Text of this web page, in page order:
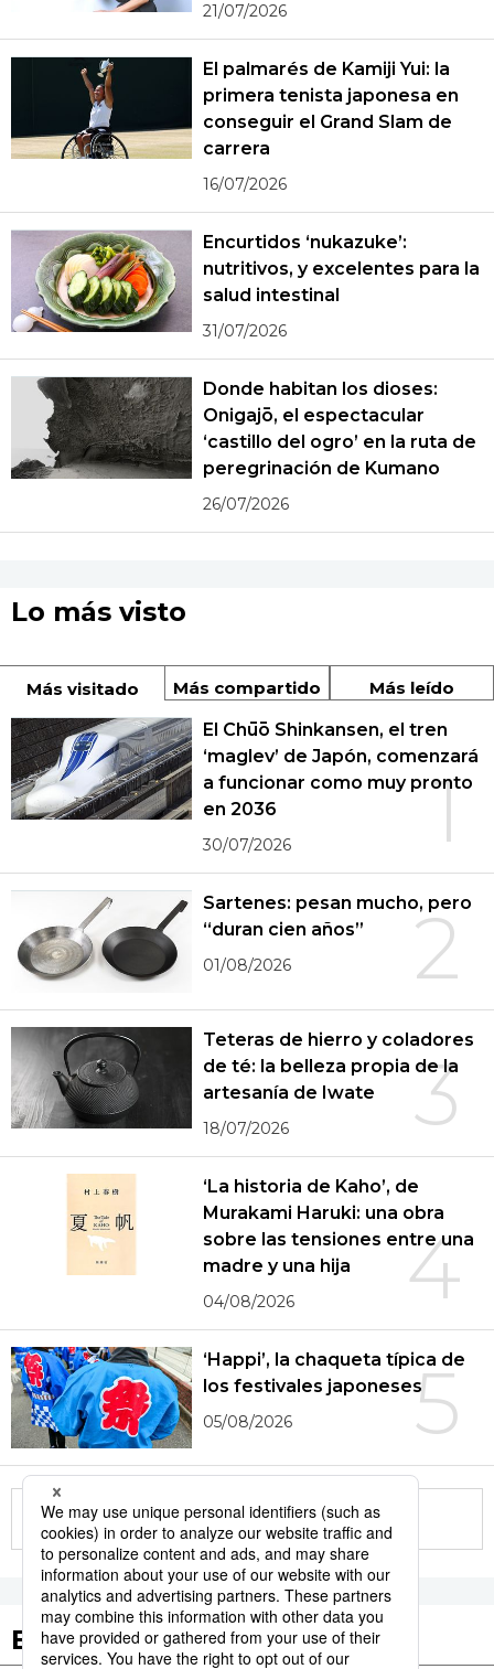
21/07/2026
El palmarés de Kamiji Yui: la
primera tenista japonesa en
conseguir el Grand Slam de
carrera
16/07/2026
Encurtidos ‘nukazuke’:
nutritivos, y excelentes para la
salud intestinal
31/07/2026
Donde habitan los dioses:
Onigajō, el espectacular
‘castillo del ogro’ en la ruta de
peregrinación de Kumano
26/07/2026
Lo más visto
Más visitado Más compartido Más leído
1
El Chūō Shinkansen, el tren
‘maglev’ de Japón, comenzará
a funcionar como muy pronto
en 2036
30/07/2026
2
Sartenes: pesan mucho, pero
“duran cien años”
01/08/2026
3
Teteras de hierro y coladores
de té: la belleza propia de la
artesanía de Iwate
18/07/2026
4
‘La historia de Kaho’, de
Murakami Haruki: una obra
sobre las tensiones entre una
madre y una hija
04/08/2026
5
‘Happi’, la chaqueta típica de
los festivales japoneses
05/08/2026
More in this series
Etiquetas destacadas